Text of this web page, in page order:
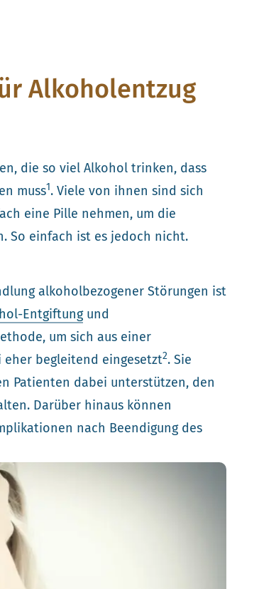
Alkoholentzug
die so viel Alkohol trinken, dass
muss1. Viele von ihnen sind sich
eine Pille nehmen, um die
So einfach ist es jedoch nicht.
alkoholbezogener Störungen ist
Entgiftungund
um sich aus einer
eher begleitend eingesetzt2. Sie
Patienten dabei unterstützen, den
Darüber hinaus können
nach Beendigung des